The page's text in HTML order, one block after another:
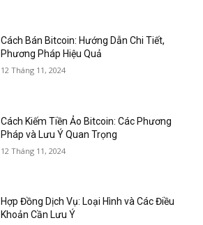
Cách Bán Bitcoin: Hướng Dẫn Chi Tiết,
Phương Pháp Hiệu Quả
12 Tháng 11, 2024
Cách Kiếm Tiền Ảo Bitcoin: Các Phương
Pháp và Lưu Ý Quan Trọng
12 Tháng 11, 2024
Hợp Đồng Dịch Vụ: Loại Hình và Các Điều
Khoản Cần Lưu Ý